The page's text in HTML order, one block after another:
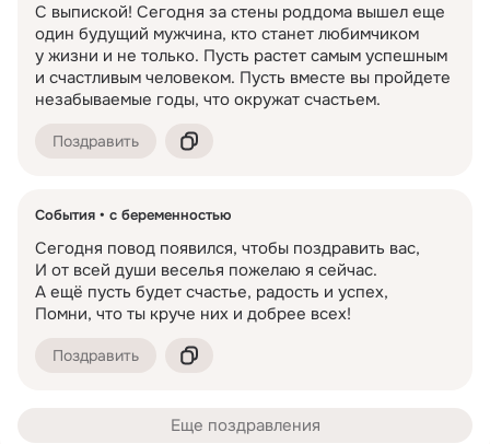
С выпиской! Сегодня за стены роддома вышел еще
один будущий мужчина, кто станет любимчиком
у жизни и не только. Пусть растет самым успешным
и счастливым человеком. Пусть вместе вы пройдете
незабываемые годы, что окружат счастьем.
Поздравить
События с беременностью
Сегодня повод появился, чтобы поздравить вас,
И от всей души веселья пожелаю я сейчас.
А ещё пусть будет счастье, радость и успех,
Помни, что ты круче них и добрее всех!
Поздравить
Еще поздравления